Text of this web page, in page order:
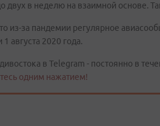
двух в неделю на взаимной основе.
из-за пандемии регулярное
августа 2020 года.
в Telegram - постоянно в
одним нажатием!